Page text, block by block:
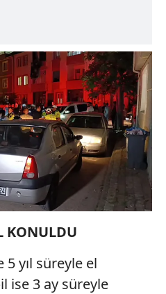
Çerez Bilgilendirme
Kanunu uyarınca
okumak ve sitemizde
kullanılan çerezlerle ilgili bilgi
KONULDU
yıl süreyle el
ise 3 ay süreyle